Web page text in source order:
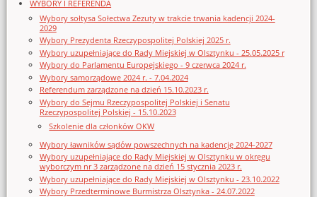
WYBORY I REFERENDA
Wybory sołtysa Sołectwa Zezuty w trakcie trwania kadencji 2024-
2029
Wybory Prezydenta Rzeczypospolitej Polskiej 2025 r.
Wybory uzupełniające do Rady Miejskiej w Olsztynku - 25.05.2025 r
Wybory do Parlamentu Europejskiego - 9 czerwca 2024 r.
Wybory samorządowe 2024 r. - 7.04.2024
Referendum zarządzone na dzień 15.10.2023 r.
Wybory do Sejmu Rzeczypospolitej Polskiej i Senatu
Rzeczypospolitej Polskiej - 15.10.2023
Szkolenie dla członków OKW
Wybory ławników sądów powszechnych na kadencję 2024-2027
Wybory uzupełniające do Rady Miejskiej w Olsztynku w okręgu
wyborczym nr 3 zarządzone na dzień 15 stycznia 2023 r.
Wybory uzupełniające do Rady Miejskiej w Olsztynku - 23.10.2022
Wybory Przedterminowe Burmistrza Olsztynka - 24.07.2022